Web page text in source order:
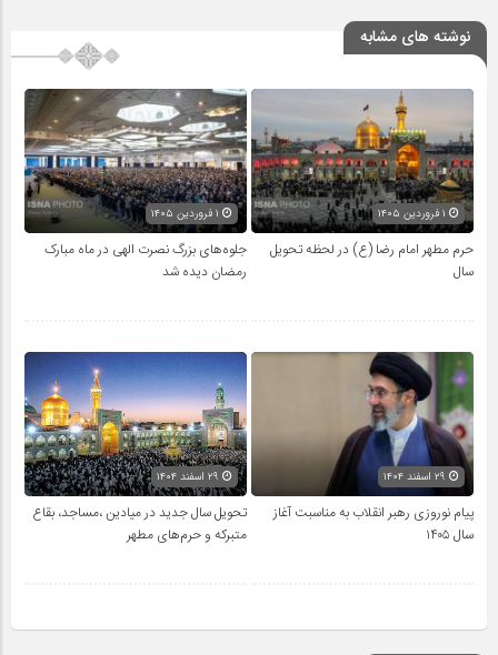
نوشته های مشابه
حرم مطهر امام رضا (ع) در لحظه تحویل
سال
جلوه‌های بزرگ نصرت الهی در ماه مبارک
رمضان دیده شد
پیام نوروزی رهبر انقلاب به مناسبت آغاز
سال ۱۴۰۵
تحویل سال‌ جدید در میادین ،مساجد، بقاع
متبرکه‌ و حرم‌های‌ مطهر